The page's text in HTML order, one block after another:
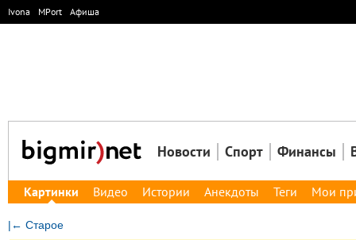
Ivona MPort Афиша
Новости Спорт Финансы
Картинки Видео Истории Анекдоты Теги Мои
|← Старое